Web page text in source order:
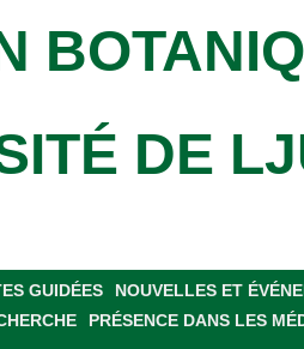
DE
GUIDÉES NOUVELLES ET
PRÉSENCE DANS LES